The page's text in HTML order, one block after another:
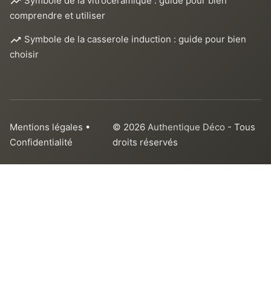
comprendre et utiliser
Symbole de la casserole induction : guide pour bien
choisir
Mentions légales •
Confidentialité
© 2026Authentique Déco - Tous
droits réservés